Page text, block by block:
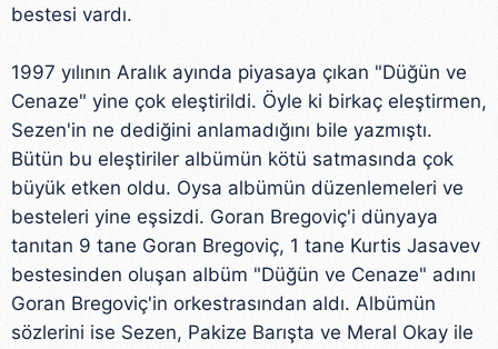
bestesi vardı.
1997 yılının Aralık ayında piyasaya çıkan "Düğün ve
Cenaze" yine çok eleştirildi. Öyle ki birkaç eleştirmen,
Sezen'in ne dediğini anlamadığını bile yazmıştı.
Bütün bu eleştiriler albümün kötü satmasında çok
büyük etken oldu. Oysa albümün düzenlemeleri ve
besteleri yine eşsizdi. Goran Bregoviç'i dünyaya
tanıtan 9 tane Goran Bregoviç, 1 tane Kurtis Jasavev
bestesinden oluşan albüm "Düğün ve Cenaze" adını
Goran Bregoviç'in orkestrasından aldı. Albümün
sözlerini ise Sezen, Pakize Barışta ve Meral Okay ile